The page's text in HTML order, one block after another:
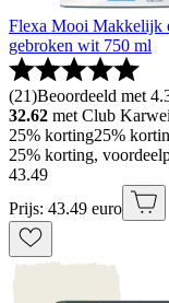
Flexa Mooi Makkelijk
gebroken wit 750 ml
(21)Beoordeeld met
32.62 met Club Karwei
25% korting25%
25% korting,
43.49
Prijs: 43.49 euro